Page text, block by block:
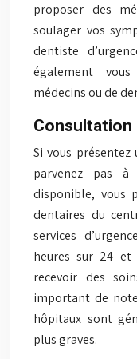
proposer des
soulager vos
dentiste
également
médecins ou de
Si vous présentez
parvenez pas à
disponible, vous
dentaires du
services
heures sur 24
recevoir des
important de
hôpitaux sont
plus graves.